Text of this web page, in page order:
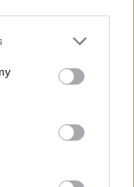
or more Google
You may click to
party tags to
in below Google